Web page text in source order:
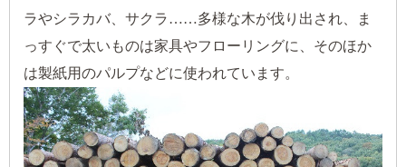
ラやシラカバ、サクラ……多様な木が伐り出され、ま
っすぐで太いものは家具やフローリングに、そのほか
は製紙用のパルプなどに使われています。